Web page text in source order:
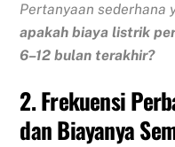
Pertanyaan sederhana
apakah biaya listrik
6–12 bulan terakhir?
2. Frekuensi
dan Biayanya